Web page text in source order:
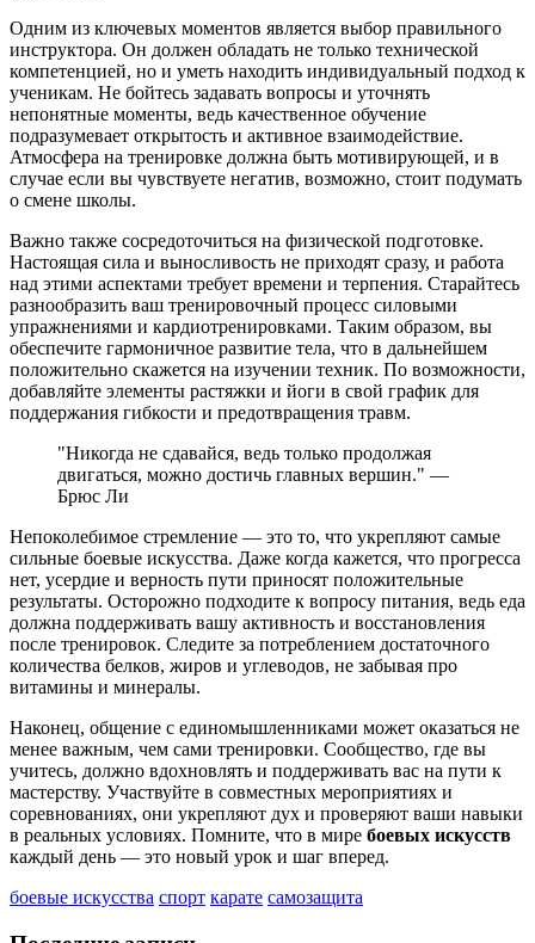
Одним из ключевых моментов является выбор правильного
инструктора. Он должен обладать не только технической
компетенцией, но и уметь находить индивидуальный подход к
ученикам. Не бойтесь задавать вопросы и уточнять
непонятные моменты, ведь качественное обучение
подразумевает открытость и активное взаимодействие.
Атмосфера на тренировке должна быть мотивирующей, и в
случае если вы чувствуете негатив, возможно, стоит подумать
о смене школы.
Важно также сосредоточиться на физической подготовке.
Настоящая сила и выносливость не приходят сразу, и работа
над этими аспектами требует времени и терпения. Старайтесь
разнообразить ваш тренировочный процесс силовыми
упражнениями и кардиотренировками. Таким образом, вы
обеспечите гармоничное развитие тела, что в дальнейшем
положительно скажется на изучении техник. По возможности,
добавляйте элементы растяжки и йоги в свой график для
поддержания гибкости и предотвращения травм.
"Никогда не сдавайся, ведь только продолжая
двигаться, можно достичь главных вершин." —
Брюс Ли
Непоколебимое стремление — это то, что укрепляют самые
сильные боевые искусства. Даже когда кажется, что прогресса
нет, усердие и верность пути приносят положительные
результаты. Осторожно подходите к вопросу питания, ведь еда
должна поддерживать вашу активность и восстановления
после тренировок. Следите за потреблением достаточного
количества белков, жиров и углеводов, не забывая про
витамины и минералы.
Наконец, общение с единомышленниками может оказаться не
менее важным, чем сами тренировки. Сообщество, где вы
учитесь, должно вдохновлять и поддерживать вас на пути к
мастерству. Участвуйте в совместных мероприятиях и
соревнованиях, они укрепляют дух и проверяют ваши навыки
в реальных условиях. Помните, что в мире боевых искусств
каждый день — это новый урок и шаг вперед.
боевые искусства спорт карате самозащита